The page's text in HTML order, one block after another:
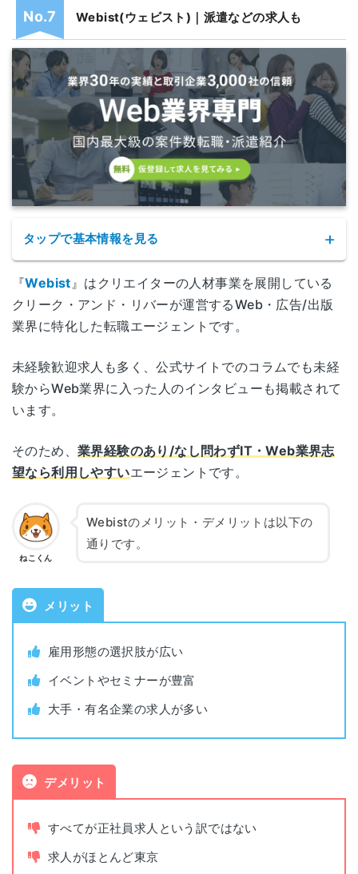
広島
JEI広島八丁堀ビル 10階
福岡
福岡県福岡市中央区舞鶴1-1-3
リクルート天神ビル 7階
各拠点の詳細なアクセスはこちら
Webist(ウェビスト)｜派遣などの求人も
タップで基本情報を見る
サービス名 Webist
運営会社
株式会社クリーク・アンド・リバー
職業紹介事業許可番
対象者
対象年代 20~49歳
利用料金 無料
面接指導 あり
『Webist』はクリエイターの人材事業を展開している
クリーク・アンド・リバーが運営するWeb・広告/出版
業界に特化した転職エージェントです。
未経験歓迎求人も多く、公式サイトでのコラムでも未経
験からWeb業界に入った人のインタビューも掲載されて
います。
そのため、 業界経験のあり/なし問わずIT・Web業界志
望なら利用しやすいエージェントです。
ねこくん
Webistのメリット・デメリットは以下の
通りです。
メリット
雇用形態の選択肢が広い
イベントやセミナーが豊富
大手・有名企業の求人が多い
デメリット
すべてが正社員求人という訳ではない
求人がほとんど東京